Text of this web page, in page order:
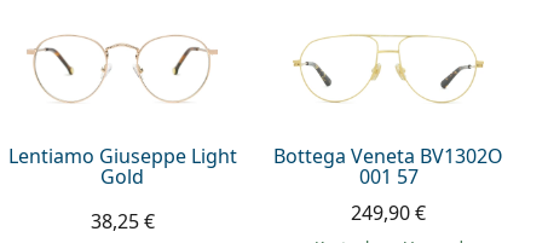
Lentiamo Giuseppe Light
Gold
38,25 €
Bottega Veneta BV1302O
001 57
249,90 €